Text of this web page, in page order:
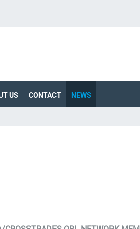
US CONTACT NEWS